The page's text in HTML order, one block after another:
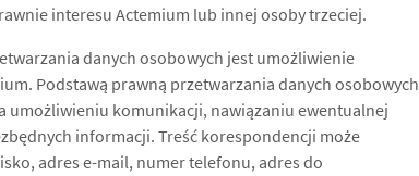
interesu Actemium lub innej osoby trzeciej.
danych osobowych jest umożliwienie
Podstawą prawną przetwarzania danych osobowych
umożliwieniu komunikacji, nawiązaniu ewentualnej
informacji. Treść korespondencji może
adres e-mail, numer telefonu, adres do